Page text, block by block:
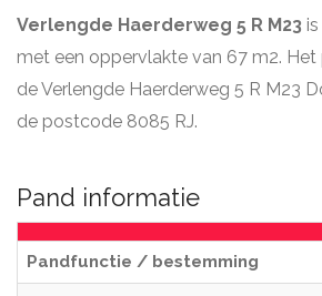
Verlengde Haerderweg 5 R M23
met een oppervlakte van 67 m2. Het
de Verlengde Haerderweg 5 R M23
de postcode 8085 RJ.
Pand informatie
Pandfunctie / bestemming